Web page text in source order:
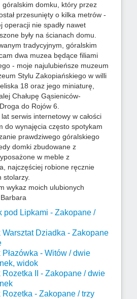
góralskim domku, który przez
przesunięty o kilka metrów -
operacji nie spadły nawet
były na ścianach domu.
tradycyjnym, góralskim
dwa muzea będące filiami
- moje najulubieńsze muzeum
Stylu Zakopiańskiego w willi
18 oraz jego miniaturę,
Chałupę Gąsieniców-
do Rojów 6.
serwis internetowy w całości
do wynajęcia często spotykam
prawdziwego góralskiego
domki zbudowane z
w meble z
najczęściej robione ręcznie
stolarzy.
wykaz moich ulubionych
pod Lipkami - Zakopane /
Dziadka - Zakopane
- Witów / dwie
widok
II - Zakopane / dwie
- Zakopane / trzy